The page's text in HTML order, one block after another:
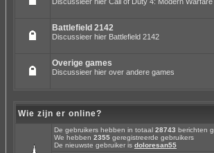
Battlefield 2142
Discussieer hier Battlefield 2142
Overige games
Discussieer hier over andere games
Wie zijn er online?
De gebruikers hebben in totaal 28743 berichten
We hebben 2355 geregistreerde gebruikers
De nieuwste gebruiker is doloresan55